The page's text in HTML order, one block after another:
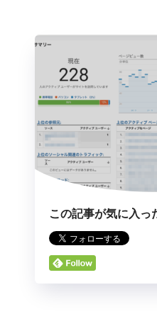
この記事が気に入っ